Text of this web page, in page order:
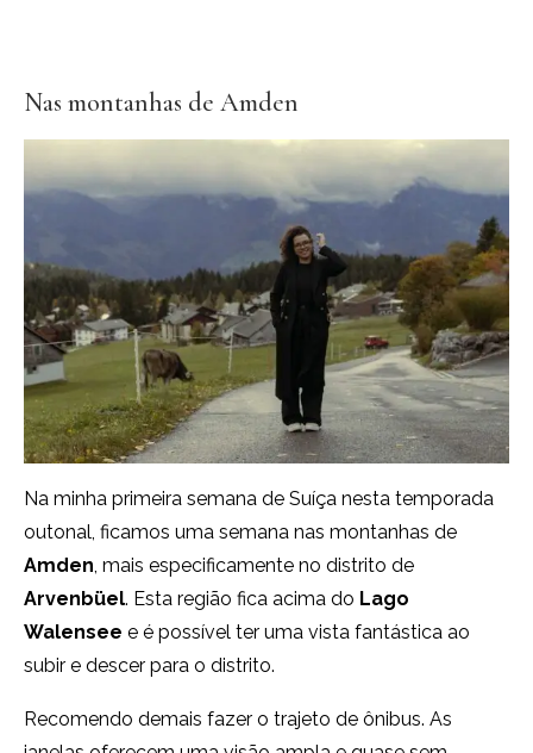
Nas montanhas de Amden
Na minha primeira semana de Suíça nesta temporada
outonal, ficamos uma semana nas montanhas de
Amden, mais especificamente no distrito de
Arvenbüel. Esta região fica acima do Lago
Walensee e é possível ter uma vista fantástica ao
subir e descer para o distrito.
Recomendo demais fazer o trajeto de ônibus. As